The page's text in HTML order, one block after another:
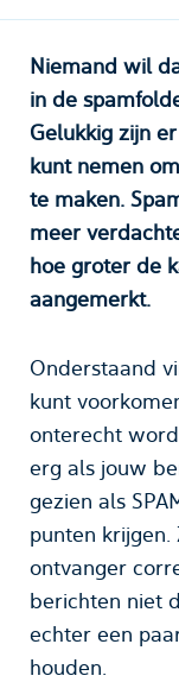
Niemand wil
in de
Gelukkig zijn
kunt nemen
te maken.
meer
hoe groter de
aangemerkt.
Onderstaand
kunt
onterecht
erg als jouw
gezien als
punten
ontvanger
berichten niet
echter een
houden.